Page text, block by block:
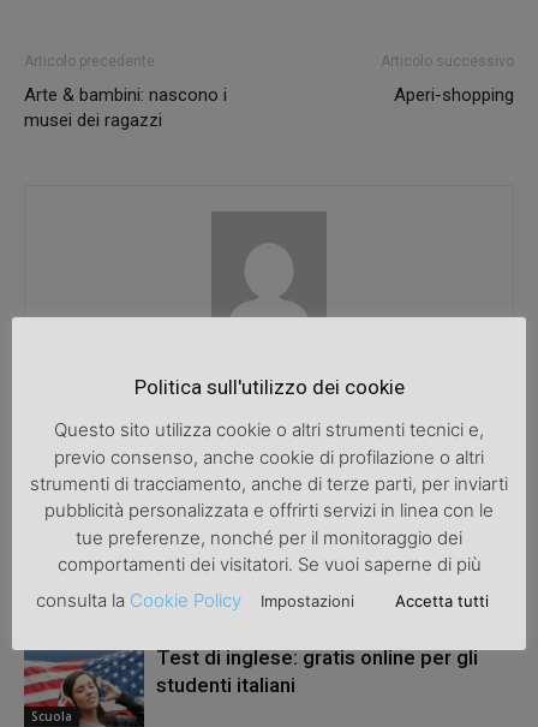
Articolo precedente
Arte & bambini: nascono i
musei dei ragazzi
Articolo successivo
Aperi-shopping
ARTICOLI CORRELATI ALTRO DALL'AUTORE
Infanzia
Asili e case per anziani: le telecamere
diventano obbligatorie
Scuola
Test di inglese: gratis online per gli
studenti italiani
Politica sull'utilizzo dei cookie
Questo sito utilizza cookie o altri strumenti tecnici e,
previo consenso, anche cookie di profilazione o altri
strumenti di tracciamento, anche di terze parti, per inviarti
pubblicità personalizzata e offrirti servizi in linea con le
tue preferenze, nonché per il monitoraggio dei
comportamenti dei visitatori. Se vuoi saperne di più
consulta la Cookie Policy Impostazioni Accetta tutti